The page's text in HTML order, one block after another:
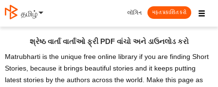
தமிழ் ☰
લૉગિન મફત પ્રકાશિત કરો
શ્રેષ્ઠ વાર્તા વાર્તાઓ ફ્રી PDF વાંચો અને ડાઉનલોડ કરો
Matrubharti is the unique free online library if you are finding Short
Stories, because it brings beautiful stories and it keeps putting
latest stories by the authors across the world. Make this page as